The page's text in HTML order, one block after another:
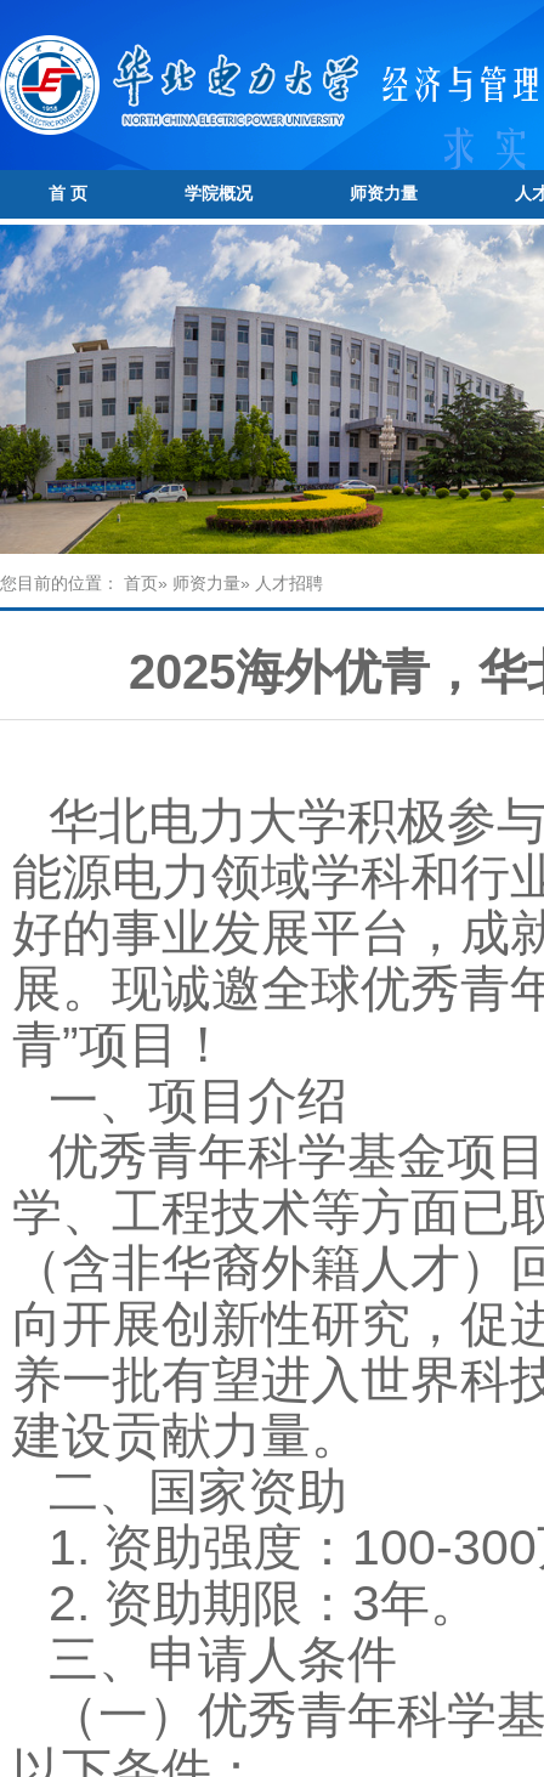
首 页 学院概况 师资力量 人
您目前的位置： 首页» 师资力量» 人才招聘
2025海外优青，
华北电力大学积极参
能源电力领域学科和行
好的事业发展平台，成
展。现诚邀全球优秀青
青”项目！
一、项目介绍
优秀青年科学基金项
学、工程技术等方面已
（含非华裔外籍人才
向开展创新性研究，促
养一批有望进入世界科
建设贡献力量。
二、国家资助
1. 资助强度： 100-300
2. 资助期限： 3年。
三、申请人条件
（一）优秀青年科学